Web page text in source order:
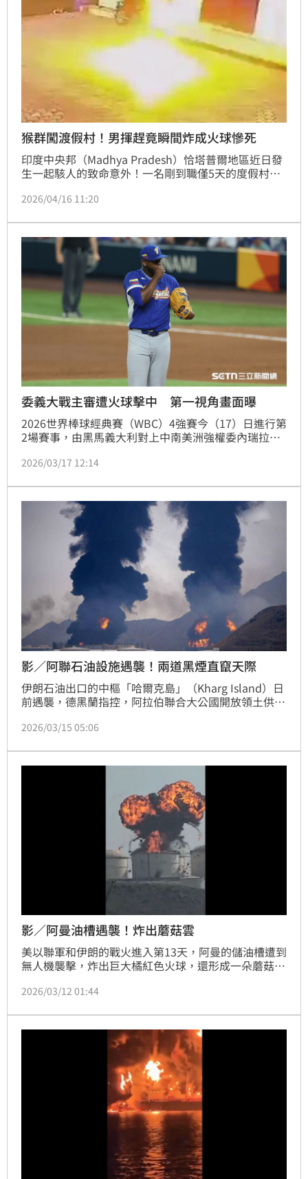
猴群闖渡假村！男揮趕竟瞬間炸成火球慘死
印度中央邦（Madhya Pradesh）恰塔普爾地區近日發
生一起駭人的致命意外！一名剛到職僅5天的度假村員
線，強大電流導致其瞬間「炸成火球」倒地身亡。事發
2026/04/16 11:20
委義大戰主審遭火球擊中 第一視角畫面曝
2026世界棒球經典賽（WBC）4強賽今（17）日進行第
2場賽事，由黑馬義大利對上中南美洲強權委內瑞拉，
在2出局後連敲4安，一口氣攻下3分逆轉，接著8、9局
勝利，首次闖入WBC冠軍戰，將和美國爭奪本屆冠
軍。不過，比賽過程中出現驚險畫面，委內瑞拉右投阿
維拉（Luinder Avila）投出158公里的火球，不慎擊中
主審利哈克（Jeremie Rehak）的面罩，讓比賽一度中
斷，畫面曝光後也引發熱議。
2026/03/17 12:14
影／阿聯石油設施遇襲！兩道黑煙直竄天際
伊朗石油出口的中樞「哈爾克島」（Kharg Island）日
前遇襲，德黑蘭指控，阿拉伯聯合大公國開放領土供美
施於14日遭到無人機殘骸擊中，發生大火，兩道黑色濃
（al-Dhafra）空軍基地的美軍，也遭到10枚飛彈和未
被揭露數量的無人機轟炸。
2026/03/15 05:06
影／阿曼油槽遇襲！炸出蘑菇雲
美以聯軍和伊朗的戰火進入第13天，阿曼的儲油槽遭到
無人機襲擊，炸出巨大橘紅色火球，還形成一朵蘑菇
油輪，國際油價再度飆破每桶100美元大關。
2026/03/12 01:44